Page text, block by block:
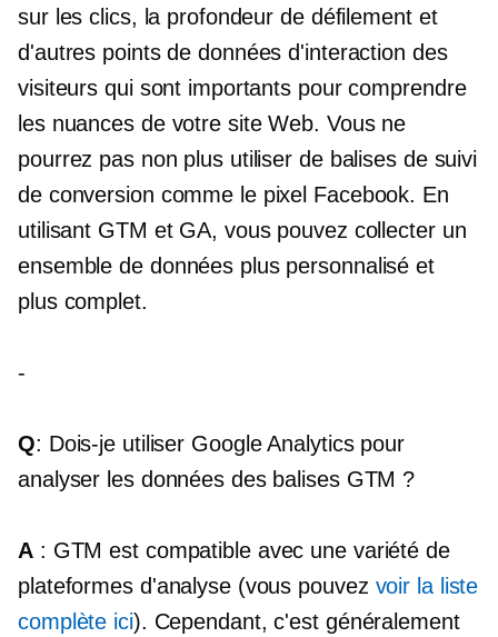
sur les clics, la profondeur de défilement et
d'autres points de données d'interaction des
visiteurs qui sont importants pour comprendre
les nuances de votre site Web. Vous ne
pourrez pas non plus utiliser de balises de suivi
de conversion comme le pixel Facebook. En
utilisant GTM et GA, vous pouvez collecter un
ensemble de données plus personnalisé et
plus complet.
-
Q: Dois-je utiliser Google Analytics pour
analyser les données des balises GTM ?
A: GTM est compatible avec une variété de
plateformes d'analyse (vous pouvez voir la liste
complète ici). Cependant, c'est généralement